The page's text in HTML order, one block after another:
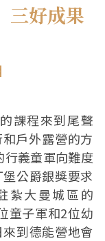
好成果
課程來到尾聲
戶外露營的方
行義童軍向難度
公爵銀獎要求
紮大曼城區的
童子軍和2位幼
到德能營地會